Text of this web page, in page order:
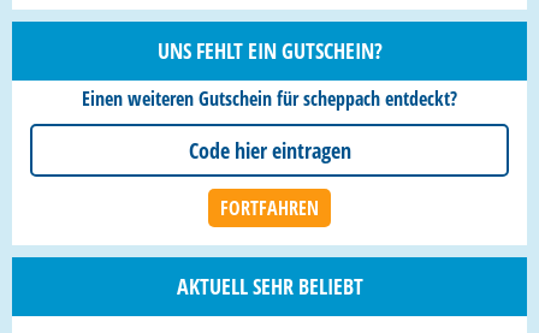
UNS FEHLT EIN GUTSCHEIN?
Einen weiteren Gutschein für scheppach entdeckt?
AKTUELL SEHR BELIEBT